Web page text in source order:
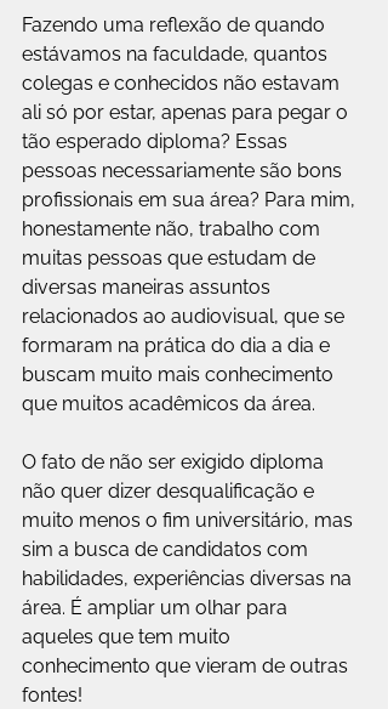
Fazendo uma reflexão de quando
estávamos na faculdade, quantos
colegas e conhecidos não estavam
ali só por estar, apenas para pegar o
tão esperado diploma? Essas
pessoas necessariamente são bons
profissionais em sua área? Para mim,
honestamente não, trabalho com
muitas pessoas que estudam de
diversas maneiras assuntos
relacionados ao audiovisual, que se
formaram na prática do dia a dia e
buscam muito mais conhecimento
que muitos acadêmicos da área.
O fato de não ser exigido diploma
não quer dizer desqualificação e
muito menos o fim universitário, mas
sim a busca de candidatos com
habilidades, experiências diversas na
área. É ampliar um olhar para
aqueles que tem muito
conhecimento que vieram de outras
fontes!